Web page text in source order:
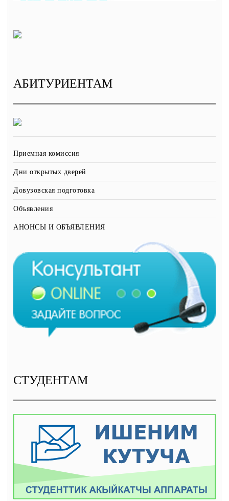
АБИТУРИЕНТАМ
Приемная комиссия
Дни открытых дверей
Довузовская подготовка
Объявления
АНОНСЫ И ОБЪЯВЛЕНИЯ
СТУДЕНТАМ